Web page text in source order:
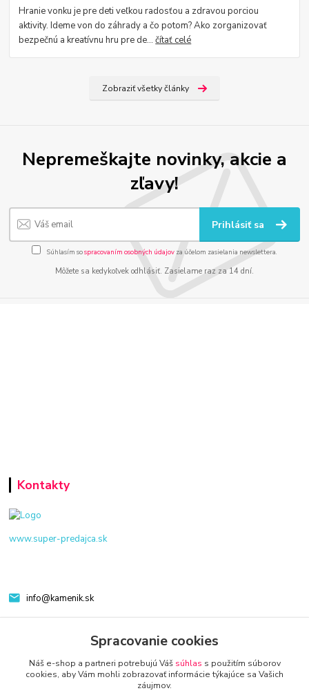
Hranie vonku je pre deti veľkou radosťou a zdravou porciou
aktivity. Ideme von do záhrady a čo potom? Ako zorganizovať
bezpečnú a kreatívnu hru pre de...čítať celé
Zobraziť všetky články
Nepremeškajte novinky, akcie a
zľavy!
Prihlásiť sa
Súhlasím sospracovaním osobných údajov za účelom zasielania newslettera.
Môžete sa kedykoľvek odhlásiť. Zasielame raz za 14 dní.
Kontakty
www.super-predajca.sk
info@kamenik.sk
Spracovanie cookies
Náš e-shop a partneri potrebujú Váš súhlas s použitím súborov
cookies, aby Vám mohli zobrazovať informácie týkajúce sa Vašich
záujmov.